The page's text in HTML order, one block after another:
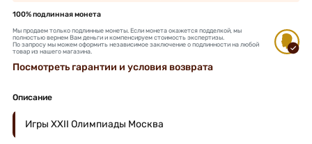
100% подлинная монета
Мы продаем только подлинные монеты. Если монета окажется подделкой, мы
полностью вернем Вам деньги и компенсируем стоимость экспертизы.
По запросу мы можем оформить независимое заключение о подлинности на любой
товар из нашего магазина.
Посмотреть гарантии и условия возврата
Описание
Игры XXII Олимпиады Москва